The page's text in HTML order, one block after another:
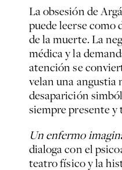
La obsesión de
puede leerse como
de la muerte. La
médica y la
atención se
velan una angustia
desaparición
siempre presente y
Un enfermo
dialoga con el
teatro físico y la